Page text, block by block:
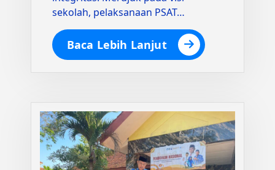
sekolah, pelaksanaan PSAT…
Baca Lebih Lanjut